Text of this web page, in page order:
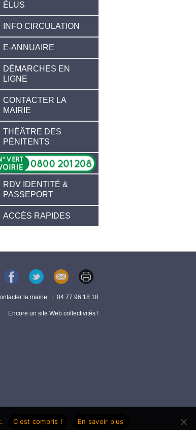
ÉLUS
INFO CIRCULATION
E-ANNUAIRE
DÉMARCHES EN
LIGNE
CONTACTER LA
MAIRIE
THÉÂTRE DES
PÉNITENTS
RDV IDENTITÉ &
PASSEPORT
ACCÈS RAPIDES
la mairie 04 77 96 18 18
Encore un site Web collectivités !
C'est compris ! En savoir plus